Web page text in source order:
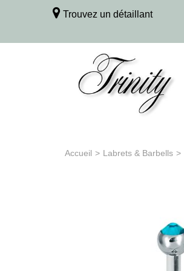
Trouvez un détaillant
Accueil > Labrets & Barbells >